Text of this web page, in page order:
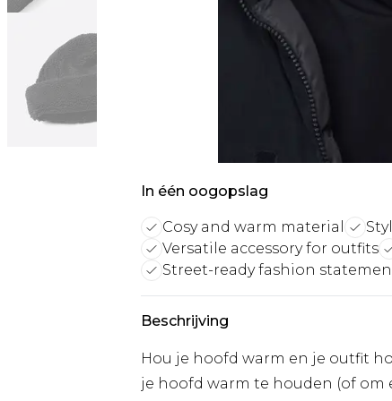
In één oogopslag
Cosy and warm material
Versatile accessory for outfits
Street-ready fashion
Beschrijving
Hou je hoofd warm en je outfit
je hoofd warm te houden (of om